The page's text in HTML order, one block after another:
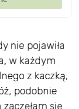
nie pojawiła
w każdym
z kaczką,
podobnie
się